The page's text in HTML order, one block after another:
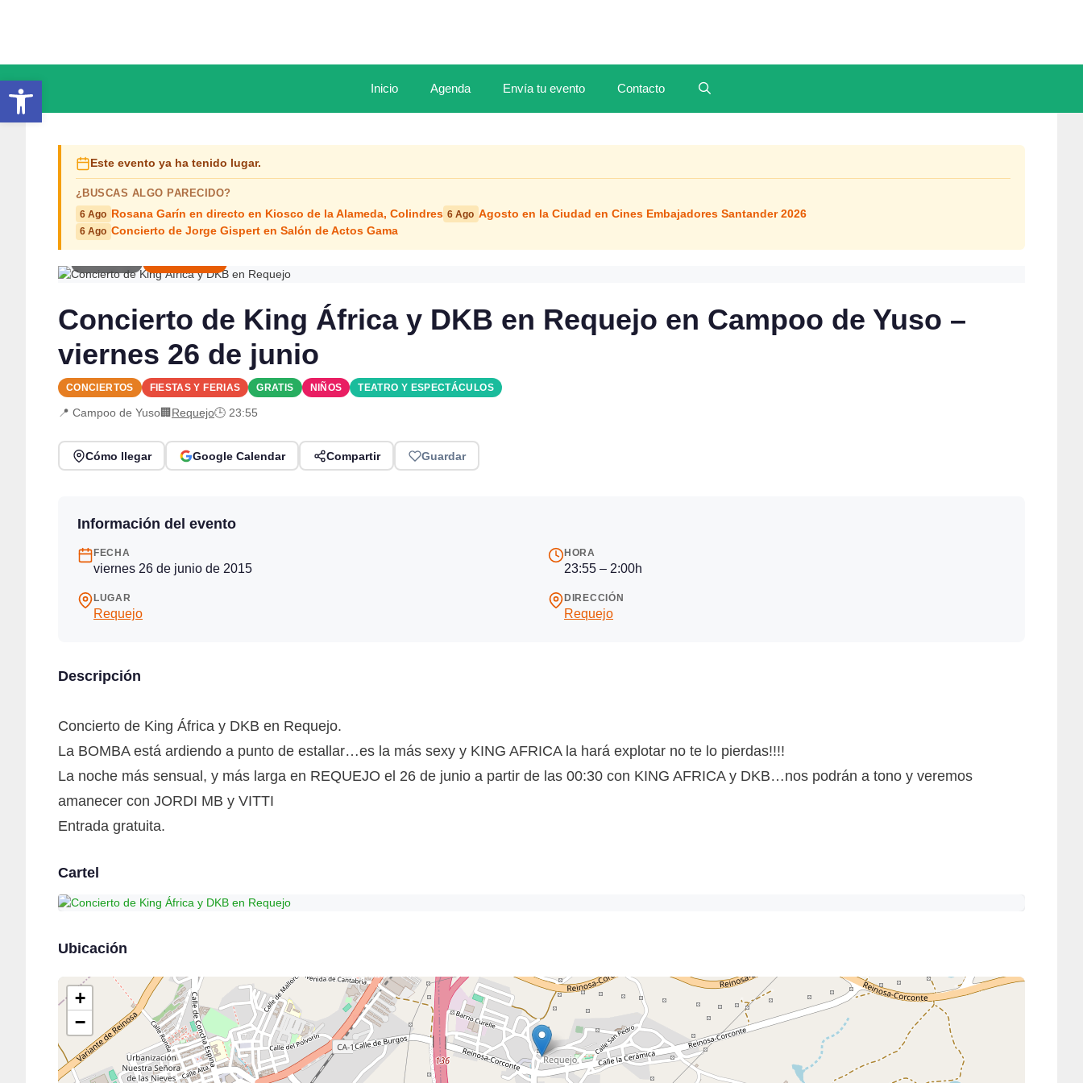
Abrir barra de herramientas Inicio Agenda Envía tu evento Contacto
Este evento ya ha tenido lugar.
¿BUSCAS ALGO PARECIDO?
6 Ago Rosana Garín en directo en Kiosco de la Alameda, Colindres 6 Ago Agosto en la Ciudad en Cines Embajadores Santander 2026
6 Ago Concierto de Jorge Gispert en Salón de Actos Gama
Concierto de King África y DKB en Requejo en Campoo de Yuso –
viernes 26 de junio
CONCIERTOS FIESTAS Y FERIAS GRATIS NIÑOS TEATRO Y ESPECTÁCULOS
📍 Campoo de Yuso🏢 Requejo🕒 23:55
Cómo llegar Google Calendar Compartir Guardar
Información del evento
FECHA
viernes 26 de junio de 2015
HORA
23:55 – 2:00h
LUGAR
Requejo
DIRECCIÓN
Requejo
Descripción
Concierto de King África y DKB en Requejo.
La BOMBA está ardiendo a punto de estallar…es la más sexy y KING AFRICA la hará explotar no te lo pierdas!!!!
La noche más sensual, y más larga en REQUEJO el 26 de junio a partir de las 00:30 con KING AFRICA y DKB…nos podrán a tono y veremos
amanecer con JORDI MB y VITTI
Entrada gratuita.
Cartel
Ubicación
+
−